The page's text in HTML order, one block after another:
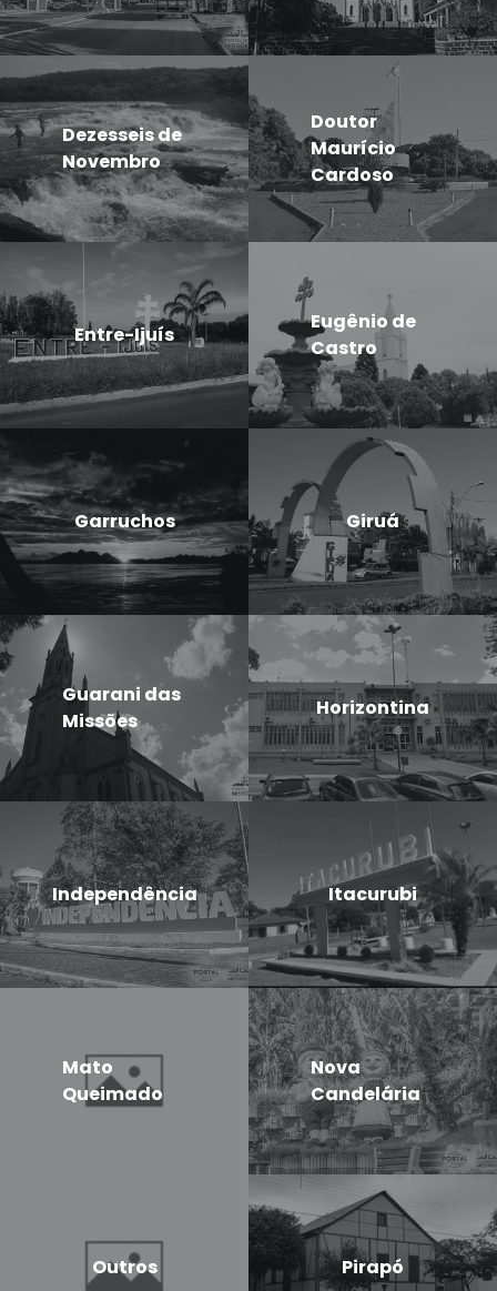
Dezesseis de
Novembro
Doutor
Maurício
Cardoso
Entre-Ijuís
Eugênio de
Castro
Garruchos Giruá
Guarani das
Missões
Horizontina
Independência Itacurubi
Mato
Queimado
Nova
Candelária
Outros Pirapó